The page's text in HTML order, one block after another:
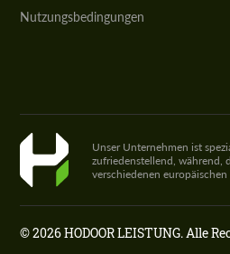
Nutzungsbedingungen
Unser Unternehmen ist
zufriedenstellend, während,
verschiedenen europäischen
© 2026 HODOOR LEISTUNG. Alle